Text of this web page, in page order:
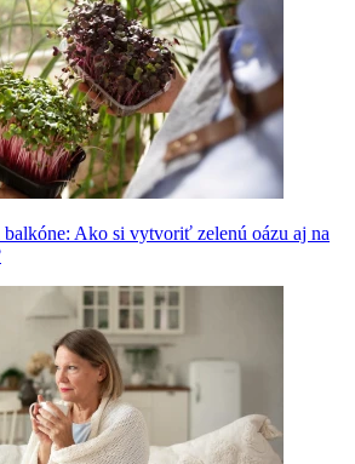
Ako si vytvoriť zelenú oázu aj na